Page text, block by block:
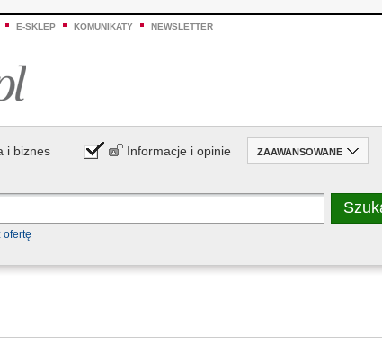
E-SKLEP KOMUNIKATY NEWSLETTER
i biznes Informacje i opinie ZAAWANSOWANE
ofertę